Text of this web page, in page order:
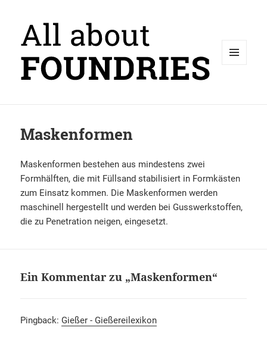
Maskenformen
Maskenformen bestehen aus mindestens zwei
Formhälften, die mit Füllsand stabilisiert in Formkästen
zum Einsatz kommen. Die Maskenformen werden
maschinell hergestellt und werden bei Gusswerkstoffen,
die zu Penetration neigen, eingesetzt.
Ein Kommentar zu „Maskenformen“
Pingback: Gießer - Gießereilexikon